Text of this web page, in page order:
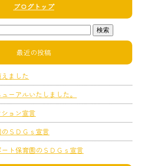
ブログトップ
最近の投稿
ました
ーアルいたしました。
ション宣言
ＳＤＧｓ宣言
ト保育園のＳＤＧｓ宣言